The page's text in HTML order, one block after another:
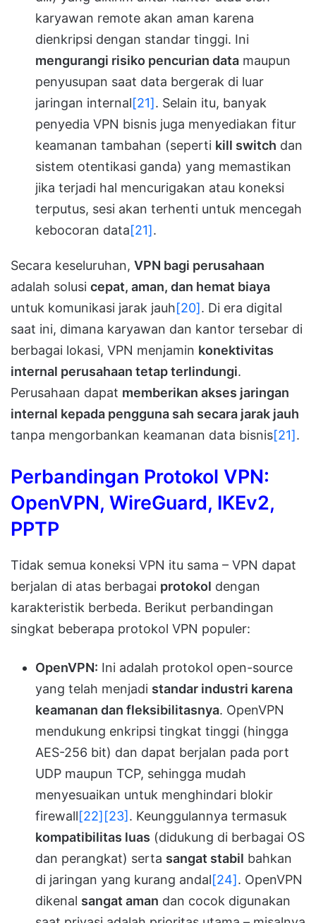
karyawan remote akan aman karena
dienkripsi dengan standar tinggi. Ini
mengurangi risiko pencurian data maupun
penyusupan saat data bergerak di luar
jaringan internal[21]. Selain itu, banyak
penyedia VPN bisnis juga menyediakan fitur
keamanan tambahan (seperti kill switch dan
sistem otentikasi ganda) yang memastikan
jika terjadi hal mencurigakan atau koneksi
terputus, sesi akan terhenti untuk mencegah
kebocoran data[21].
Secara keseluruhan, VPN bagi perusahaan
adalah solusi cepat, aman, dan hemat biaya
untuk komunikasi jarak jauh[20]. Di era digital
saat ini, dimana karyawan dan kantor tersebar di
berbagai lokasi, VPN menjamin konektivitas
internal perusahaan tetap terlindungi.
Perusahaan dapat memberikan akses jaringan
internal kepada pengguna sah secara jarak jauh
tanpa mengorbankan keamanan data bisnis[21].
Perbandingan Protokol VPN:
OpenVPN, WireGuard, IKEv2,
PPTP
Tidak semua koneksi VPN itu sama – VPN dapat
berjalan di atas berbagai protokol dengan
karakteristik berbeda. Berikut perbandingan
singkat beberapa protokol VPN populer:
OpenVPN: Ini adalah protokol open-source
yang telah menjadi standar industri karena
keamanan dan fleksibilitasnya. OpenVPN
mendukung enkripsi tingkat tinggi (hingga
AES-256 bit) dan dapat berjalan pada port
UDP maupun TCP, sehingga mudah
menyesuaikan untuk menghindari blokir
firewall[22][23] . Keunggulannya termasuk
kompatibilitas luas (didukung di berbagai OS
dan perangkat) serta sangat stabil bahkan
di jaringan yang kurang andal[24]. OpenVPN
dikenal sangat aman dan cocok digunakan